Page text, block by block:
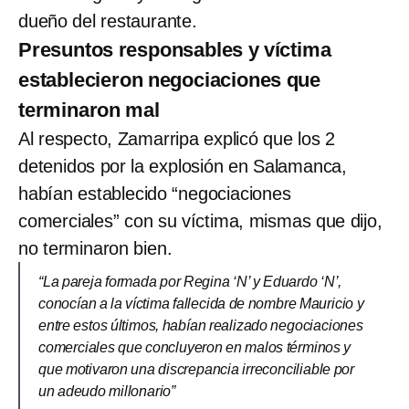
dueño del restaurante.
Presuntos responsables y víctima
establecieron negociaciones que
terminaron mal
Al respecto, Zamarripa explicó que los 2
detenidos por la explosión en Salamanca,
habían establecido “negociaciones
comerciales” con su víctima, mismas que dijo,
no terminaron bien.
“La pareja formada por Regina ‘N’ y Eduardo ‘N’,
conocían a la víctima fallecida de nombre Mauricio y
entre estos últimos, habían realizado negociaciones
comerciales que concluyeron en malos términos y
que motivaron una discrepancia irreconciliable por
un adeudo millonario”